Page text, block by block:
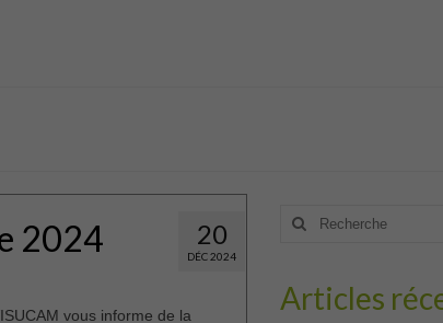
20
DÉC 2024
2024
vous informe de la
Rechercher
Articles